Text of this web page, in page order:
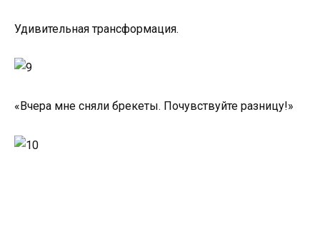
Удивительная трансформация.
«Вчера мне сняли брекеты. Почувствуйте разницу!»